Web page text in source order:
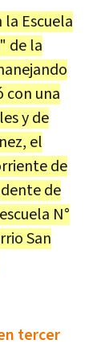
Escuela
de la
con una
y de
el
de
de
N°
San
tercer